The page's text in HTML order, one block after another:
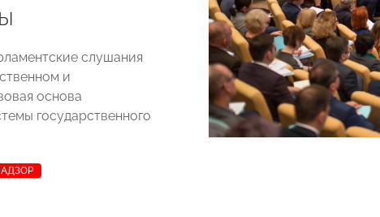
слушания
и
основа
государственного